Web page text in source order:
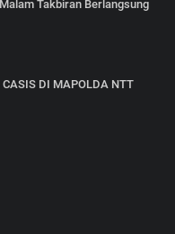
Takbiran Berlangsung
CASIS DI MAPOLDA NTT